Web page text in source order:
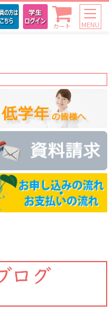
カート MENU